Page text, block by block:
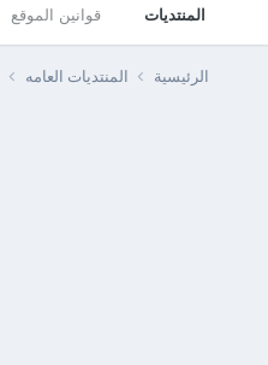
المنتديات قوانين الموقع
الرئيسية المنتديات العامه